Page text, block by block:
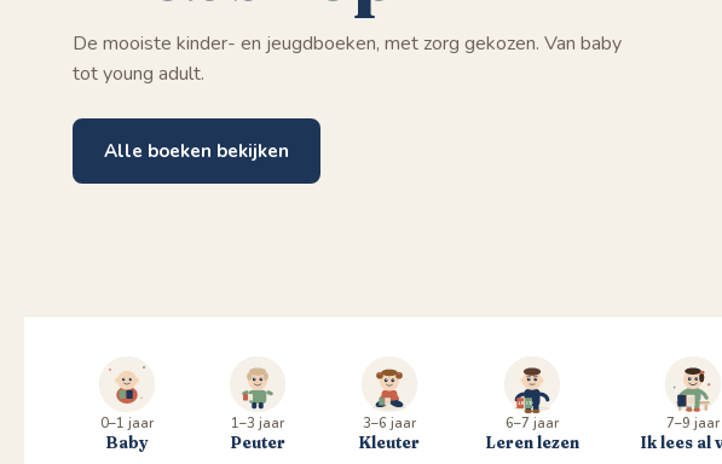
De mooiste kinder- en jeugdboeken, met zorg gekozen. Van baby
tot young adult.
Alle boeken bekijken
0–1 jaar
Baby
1–3 jaar
Peuter
3–6 jaar
Kleuter
6–7 jaar
Leren lezen
7–9 jaar
Ik lees al